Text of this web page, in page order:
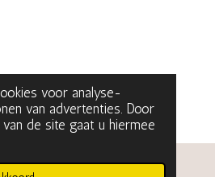
voor analyse-
van advertenties. Door
de site gaat u hiermee